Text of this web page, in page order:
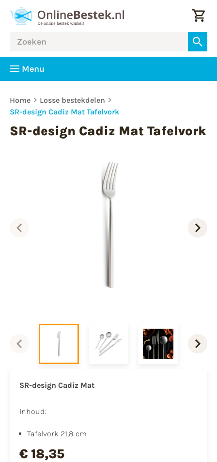
Menu
Home
Losse bestekdelen
SR-design Cadiz Mat Tafelvork
SR-design Cadiz Mat Tafelvork
SR-design Cadiz Mat
Inhoud:
Tafelvork 21,8 cm
€ 18,35